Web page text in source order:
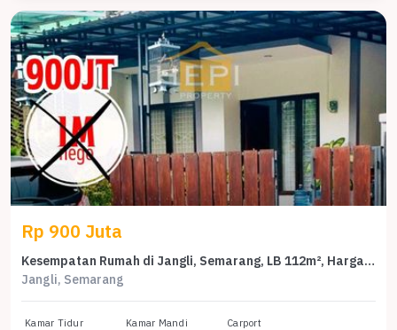
Rp 900 Juta
Kesempatan Rumah di Jangli, Semarang, LB 112m², Harga 900 Juta
Jangli, Semarang
Kamar Tidur Kamar Mandi Carport